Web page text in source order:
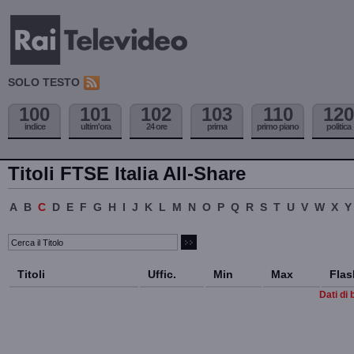
SOLO TESTO
100
indice
101
ultim'ora
102
24 ore
103
prima
110
primo piano
120
politica
Titoli FTSE Italia All-Share
A B C D E F G H I J K L M N O P Q R S T U V W X Y
Titoli Uffic. Min Max
Dati di